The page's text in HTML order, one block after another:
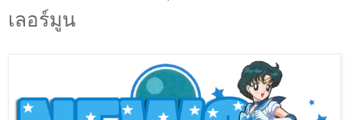
เลอร์มูน